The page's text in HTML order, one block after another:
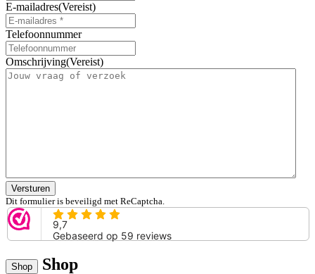
E-mailadres(Vereist)
Telefoonnummer
Omschrijving(Vereist)
Versturen
Dit formulier is beveiligd met ReCaptcha.
Shop Shop